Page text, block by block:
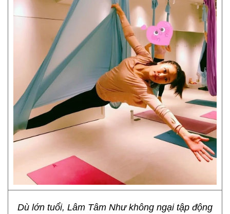
Dù lớn tuổi, Lâm Tâm Như không ngại tập động